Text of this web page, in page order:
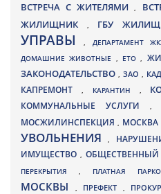
ВСТРЕЧА С ЖИТЕЛЯМИ,
ЖИЛИЩНИК
, ГБУ
УПРАВЫ, ДЕПАРТАМЕНТ
ДОМАШНИЕ ЖИВОТНЫЕ , ЕТО,
ЗАКОНОДАТЕЛЬСТВО , ЗАО ,
КАПРЕМОНТ , КАРАНТИН ,
КОММУНАЛЬНЫЕ УСЛУГИ ,
МОСЖИЛИНСПЕКЦИЯ, МОСКВА
УВОЛЬНЕНИЯ,
ИМУЩЕСТВО , ОБЩЕСТВЕННЫЙ
ПЕРЕКРЫТИЯ , ПЛАТНАЯ
МОСКВЫ
, ПРЕФЕКТ ,